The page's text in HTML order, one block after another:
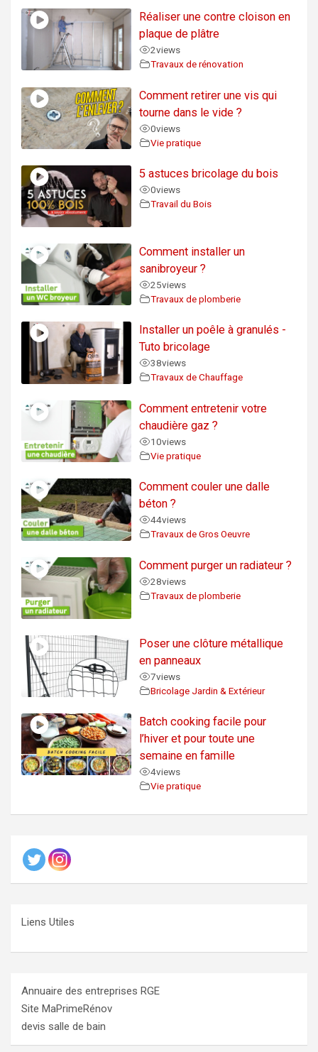
Réaliser une contre cloison en
plaque de plâtre
2views
Travaux de rénovation
Comment retirer une vis qui
tourne dans le vide ?
0views
Vie pratique
5 astuces bricolage du bois
0views
Travail du Bois
Comment installer un
sanibroyeur ?
25views
Travaux de plomberie
Installer un poêle à granulés -
Tuto bricolage
38views
Travaux de Chauffage
Comment entretenir votre
chaudière gaz ?
10views
Vie pratique
Comment couler une dalle
béton ?
44views
Travaux de Gros Oeuvre
Comment purger un radiateur ?
28views
Travaux de plomberie
Poser une clôture métallique
en panneaux
7views
Bricolage Jardin & Extérieur
Batch cooking facile pour
l’hiver et pour toute une
semaine en famille
4views
Vie pratique
Liens Utiles
Annuaire des entreprises RGE
Site MaPrimeRénov
devis salle de bain